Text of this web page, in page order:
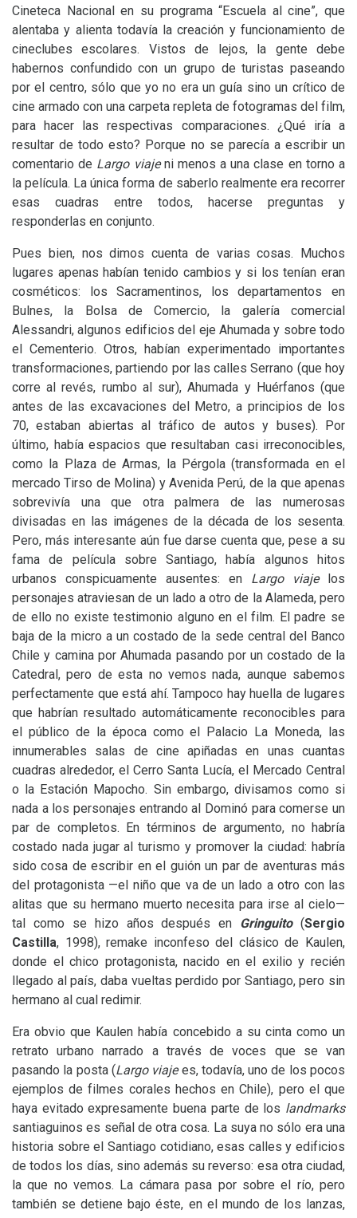
Cineteca Nacional en su programa “Escuela al cine”, que
alentaba y alienta todavía la creación y funcionamiento de
cineclubes escolares. Vistos de lejos, la gente debe
habernos confundido con un grupo de turistas paseando
por el centro, sólo que yo no era un guía sino un crítico de
cine armado con una carpeta repleta de fotogramas del film,
para hacer las respectivas comparaciones. ¿Qué iría a
resultar de todo esto? Porque no se parecía a escribir un
comentario de Largo viajeni menos a una clase en torno a
la película. La única forma de saberlo realmente era recorrer
esas cuadras entre todos, hacerse preguntas y
responderlas en conjunto.
Pues bien, nos dimos cuenta de varias cosas. Muchos
lugares apenas habían tenido cambios y si los tenían eran
cosméticos: los Sacramentinos, los departamentos en
Bulnes, la Bolsa de Comercio, la galería comercial
Alessandri, algunos edificios del eje Ahumada y sobre todo
el Cementerio. Otros, habían experimentado importantes
transformaciones, partiendo por las calles Serrano (que hoy
corre al revés, rumbo al sur), Ahumada y Huérfanos (que
antes de las excavaciones del Metro, a principios de los
70, estaban abiertas al tráfico de autos y buses). Por
último, había espacios que resultaban casi irreconocibles,
como la Plaza de Armas, la Pérgola (transformada en el
mercado Tirso de Molina) y Avenida Perú, de la que apenas
sobrevivía una que otra palmera de las numerosas
divisadas en las imágenes de la década de los sesenta.
Pero, más interesante aún fue darse cuenta que, pese a su
fama de película sobre Santiago, había algunos hitos
urbanos conspicuamente ausentes: en Largo viaje los
personajes atraviesan de un lado a otro de la Alameda, pero
de ello no existe testimonio alguno en el film. El padre se
baja de la micro a un costado de la sede central del Banco
Chile y camina por Ahumada pasando por un costado de la
Catedral, pero de esta no vemos nada, aunque sabemos
perfectamente que está ahí. Tampoco hay huella de lugares
que habrían resultado automáticamente reconocibles para
el público de la época como el Palacio La Moneda, las
innumerables salas de cine apiñadas en unas cuantas
cuadras alrededor, el Cerro Santa Lucía, el Mercado Central
o la Estación Mapocho. Sin embargo, divisamos como si
nada a los personajes entrando al Dominó para comerse un
par de completos. En términos de argumento, no habría
costado nada jugar al turismo y promover la ciudad: habría
sido cosa de escribir en el guión un par de aventuras más
del protagonista —el niño que va de un lado a otro con las
alitas que su hermano muerto necesita para irse al cielo—
tal como se hizo años después en Gringuito(Sergio
Castilla, 1998), remake inconfeso del clásico de Kaulen,
donde el chico protagonista, nacido en el exilio y recién
llegado al país, daba vueltas perdido por Santiago, pero sin
hermano al cual redimir.
Era obvio que Kaulen había concebido a su cinta como un
retrato urbano narrado a través de voces que se van
pasando la posta (Largo viajees, todavía, uno de los pocos
ejemplos de filmes corales hechos en Chile), pero el que
haya evitado expresamente buena parte de los landmarks
santiaguinos es señal de otra cosa. La suya no sólo era una
historia sobre el Santiago cotidiano, esas calles y edificios
de todos los días, sino además su reverso: esa otra ciudad,
la que no vemos. La cámara pasa por sobre el río, pero
también se detiene bajo éste, en el mundo de los lanzas,